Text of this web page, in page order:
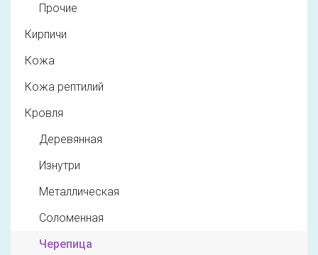
Прочие
Кирпичи
Кожа
Кожа рептилий
Кровля
Деревянная
Изнутри
Металлическая
Соломенная
Черепица